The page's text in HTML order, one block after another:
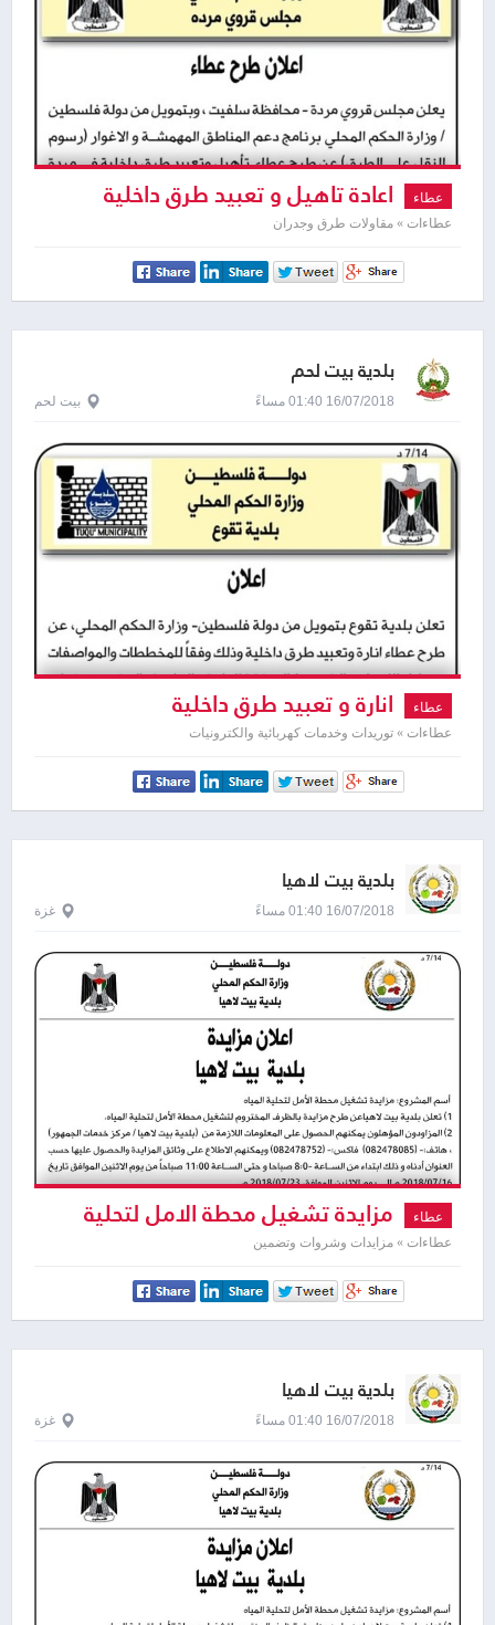
عطاء اعادة تاهيل و تعبيد طرق داخلية
عطاءات » مقاولات طرق وجدران
بلدية بيت لحم
16/07/2018 01:40 مساءً بيت لحم
عطاء انارة و تعبيد طرق داخلية
عطاءات » توريدات وخدمات كهربائية والكترونيات
بلدية بيت لاهيا
16/07/2018 01:40 مساءً غزة
عطاء مزايدة تشغيل محطة الامل لتحلية
المياه
عطاءات » مزايدات وشروات وتضمين
بلدية بيت لاهيا
16/07/2018 01:40 مساءً غزة